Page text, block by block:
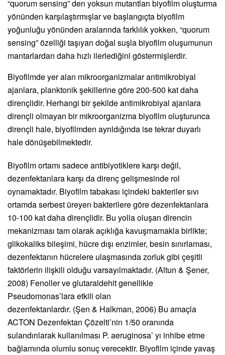
“quorum sensing” den yoksun mutantları biyofilm oluşturma
yönünden karşılaştırmışlar ve başlangıçta biyofilm
yoğunluğu yönünden aralarında farklılık yokken, “quorum
sensing” özelliği taşıyan doğal suşla biyofilm oluşumunun
mantarlardan daha hızlı ilerlediğini göstermişlerdir.
Biyofilmde yer alan mikroorganizmalar antimikrobiyal
ajanlara, planktonik şekillerine göre 200-500 kat daha
dirençlidir. Herhangi bir şekilde antimikrobiyal ajanlara
dirençli olmayan bir mikroorganizma biyofilm oluşturunca
dirençli hale, biyofilmden ayrıldığında ise tekrar duyarlı
hale dönüşebilmektedir.
Biyofilm ortamı sadece antibiyotiklere karşı değil,
dezenfektanlara karşı da direnç gelişmesinde rol
oynamaktadır. Biyofilm tabakası içindeki bakteriler sıvı
ortamda serbest üreyen bakterilere göre dezenfektanlara
10-100 kat daha dirençlidir. Bu yolla oluşan direncin
mekanizması tam olarak açıklığa kavuşmamakla birlikte;
glikokaliks bileşimi, hücre dışı enzimler, besin sınırlaması,
dezenfektanın hücrelere ulaşmasında zorluk gibi çeşitli
faktörlerin ilişkili olduğu varsayılmaktadır. (Altun & Şener,
2008) Fenoller ve glutaraldehit genellikle
Pseudomonas’lara etkili olan
dezenfektanlardır. (Şen & Halkman, 2006) Bu amaçla
ACTON Dezenfektan Çözelti’nin 1/50 oranında
sulandırılarak kullanılması P. aeruginosa’ yı inhibe etme
bağlamında olumlu sonuç verecektir. Biyofilm içinde yavaş